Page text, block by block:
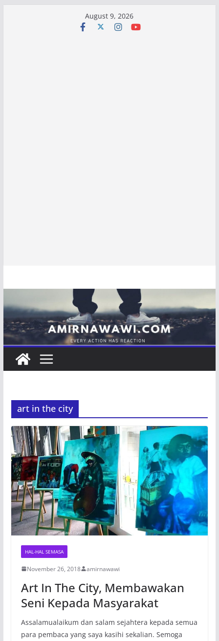
August 9, 2026
art in the city
HAL-HAL SEMASA
November 26, 2018 amirnawawi
Art In The City, Membawakan
Seni Kepada Masyarakat
Assalamualaikum dan salam sejahtera kepada semua
para pembaca yang saya kasihi sekalian. Semoga